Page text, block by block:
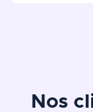
Nos